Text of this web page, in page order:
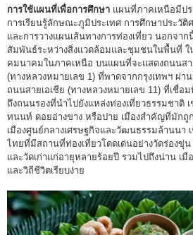
การใช้แผนที่เพื่อการศึกษา แผนที่ภาคเหนือมีป
การเรียนรู้ลักษณะภูมิประเทศ การศึกษาประวั
และการวางแผนเส้นทางการท่องเที่ยว นอกจาก
สัมพันธ์ระหว่างสิ่งแวดล้อมและชุมชนในพื้นที่ ใ
คมนาคมในภาคเหนือ บนแผนที่จะแสดงถนนส
(ทางหลวงหมายเลข 1) ที่พาดจากกรุงเทพฯ ผ่า
ถนนสายเอเชีย (ทางหลวงหมายเลข 11) ที่เชื่อ
ถึงถนนรองที่นำไปยังแหล่งท่องเที่ยวธรรมชาติ
ทนนท์ ดอยอ่างขาง หรือปาย เมืองสำคัญที่มักถู
เมืองศูนย์กลางเศรษฐกิจและวัฒนธรรมล้านนา
ไทยที่มีสถานที่ท่องเที่ยวโดดเด่นอย่างวัดร่องขุ่น
และวัดเก่าแก่อายุหลายร้อยปี รวมไปถึงน่าน เมื
และวิถีชีวิตเรียบง่าย